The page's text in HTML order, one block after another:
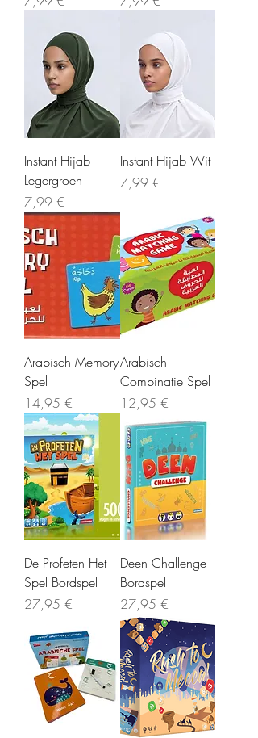
Instant Hijab
Legergroen
Precio
7,99 €
Instant Hijab Wit
Precio
7,99 €
Arabisch Memory
Spel
Precio
14,95 €
Arabisch
Combinatie Spel
Precio
12,95 €
De Profeten Het
Spel Bordspel
Precio
27,95 €
Deen Challenge
Bordspel
Precio
27,95 €